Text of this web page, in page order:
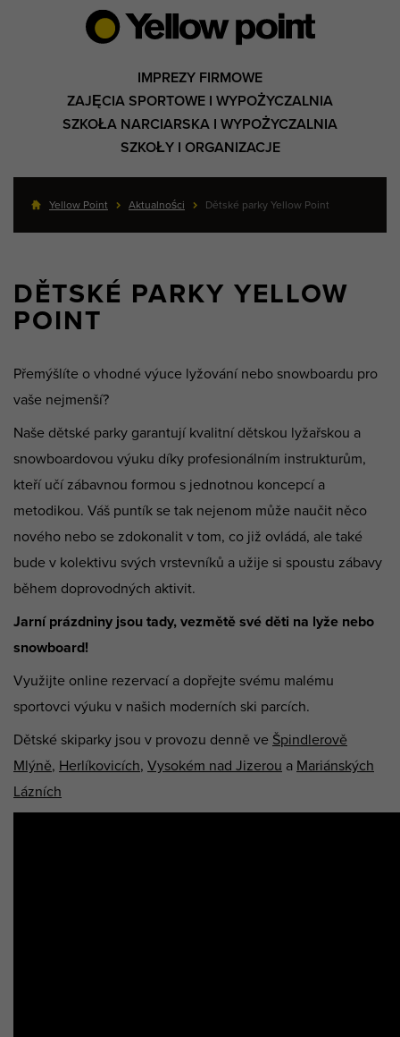
IMPREZY FIRMOWE
ZAJĘCIA SPORTOWE I WYPOŻYCZALNIA
SZKOŁA NARCIARSKA I WYPOŻYCZALNIA
SZKOŁY I ORGANIZACJE
Yellow Point Aktualności Dětské parky Yellow Point
DĚTSKÉ PARKY YELLOW
POINT
Přemýšlíte o vhodné výuce lyžování nebo snowboardu pro
vaše nejmenší?
Naše dětské parky garantují kvalitní dětskou lyžařskou a
snowboardovou výuku díky profesionálním instrukturům,
kteří učí zábavnou formou s jednotnou koncepcí a
metodikou. Váš puntík se tak nejenom může naučit něco
nového nebo se zdokonalit v tom, co již ovládá, ale také
bude v kolektivu svých vrstevníků a užije si spoustu zábavy
během doprovodných aktivit.
Jarní prázdniny jsou tady, vezmětě své děti na lyže nebo
snowboard!
Využijte online rezervací a dopřejte svému malému
sportovci výuku v našich moderních ski parcích.
Dětské skiparky jsou v provozu denně ve Špindlerově
Mlýně, Herlíkovicích, Vysokém nad Jizerou a Mariánských
Lázních